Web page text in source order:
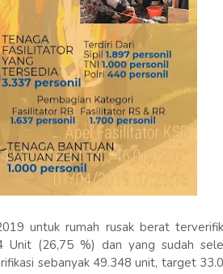
untuk rumah rusak berat
(26,75 %) dan yang sudah
sebanyak 49.348 unit, target